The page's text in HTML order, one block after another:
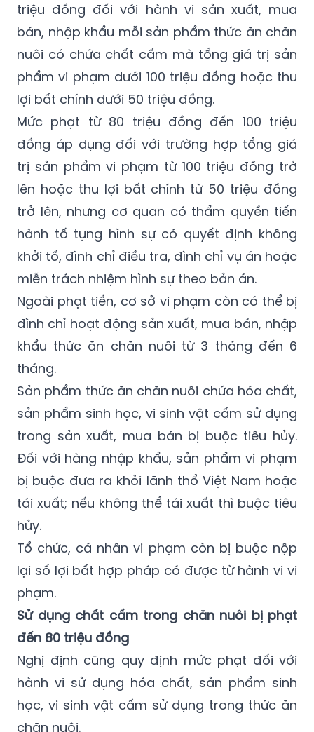
triệu đồng đối với hành vi sản xuất, mua
bán, nhập khẩu mỗi sản phẩm thức ăn chăn
nuôi có chứa chất cấm mà tổng giá trị sản
phẩm vi phạm dưới 100 triệu đồng hoặc thu
lợi bất chính dưới 50 triệu đồng.
Mức phạt từ 80 triệu đồng đến 100 triệu
đồng áp dụng đối với trường hợp tổng giá
trị sản phẩm vi phạm từ 100 triệu đồng trở
lên hoặc thu lợi bất chính từ 50 triệu đồng
trở lên, nhưng cơ quan có thẩm quyền tiến
hành tố tụng hình sự có quyết định không
khởi tố, đình chỉ điều tra, đình chỉ vụ án hoặc
miễn trách nhiệm hình sự theo bản án.
Ngoài phạt tiền, cơ sở vi phạm còn có thể bị
đình chỉ hoạt động sản xuất, mua bán, nhập
khẩu thức ăn chăn nuôi từ 3 tháng đến 6
tháng.
Sản phẩm thức ăn chăn nuôi chứa hóa chất,
sản phẩm sinh học, vi sinh vật cấm sử dụng
trong sản xuất, mua bán bị buộc tiêu hủy.
Đối với hàng nhập khẩu, sản phẩm vi phạm
bị buộc đưa ra khỏi lãnh thổ Việt Nam hoặc
tái xuất; nếu không thể tái xuất thì buộc tiêu
hủy.
Tổ chức, cá nhân vi phạm còn bị buộc nộp
lại số lợi bất hợp pháp có được từ hành vi vi
phạm.
Sử dụng chất cấm trong chăn nuôi bị phạt
đến 80 triệu đồng
Nghị định cũng quy định mức phạt đối với
hành vi sử dụng hóa chất, sản phẩm sinh
học, vi sinh vật cấm sử dụng trong thức ăn
chăn nuôi.